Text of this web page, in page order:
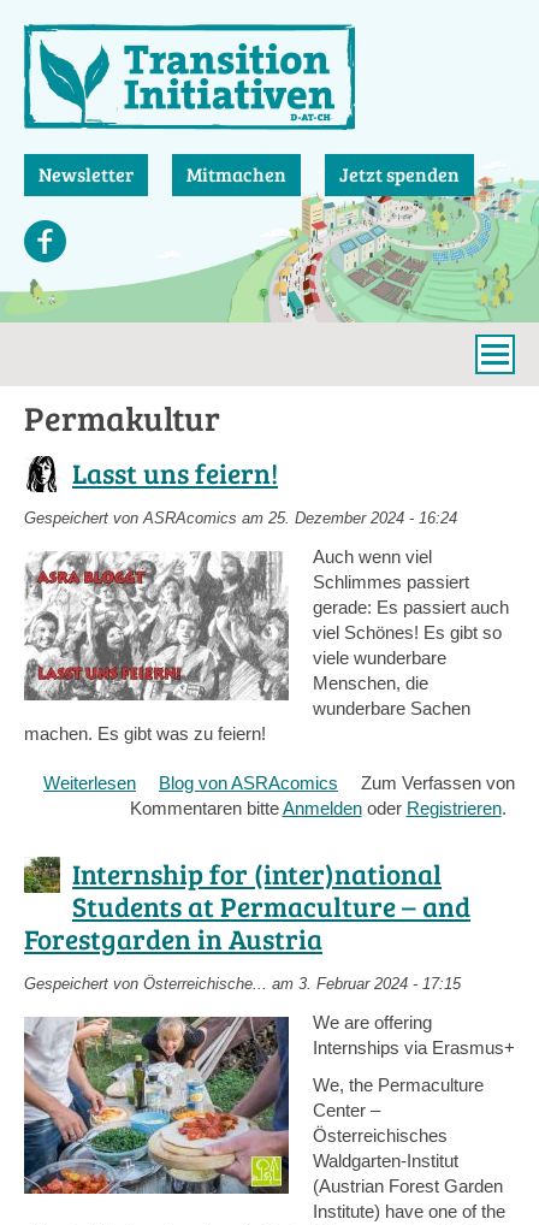
zum
Inhalt
Newsletter Mitmachen Jetzt spenden
Permakultur
Lasst uns feiern!
Gespeichert vonASRAcomics am 25. Dezember 2024 - 16:24
Auch wenn viel
Schlimmes passiert
gerade: Es passiert auch
viel Schönes! Es gibt so
viele wunderbare
Menschen, die
wunderbare Sachen
machen. Es gibt was zu feiern!
Weiterlesen über
Lasst
Blog von ASRAcomics
Zum Verfassen von
Kommentaren bitteAnmeldenoder Registrieren.
Internship for (inter)national
Students at Permaculture – and
Forestgarden in Austria
Gespeichert von Österreichische... am 3. Februar 2024 - 17:15
We are offering
Internships via Erasmus+
We, the Permaculture
Center –
Österreichisches
Waldgarten-Institut
(Austrian Forest Garden
Institute) have one of the